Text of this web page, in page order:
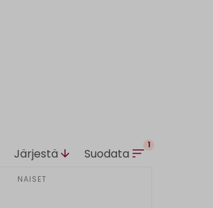
Järjestä Suodata
1
NAISET